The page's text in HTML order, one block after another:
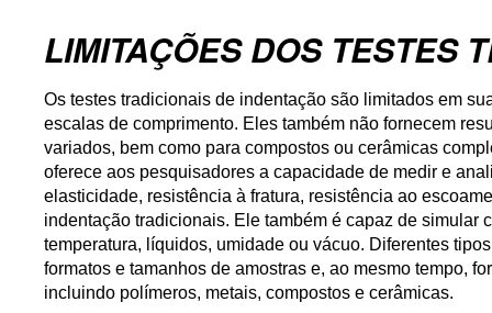
LIMITAÇÕES DOS TESTES
Os testes tradicionais de indentação são limitados em
escalas de comprimento. Eles também não fornecem
variados, bem como para compostos ou cerâmicas
oferece aos pesquisadores a capacidade de medir e
elasticidade, resistência à fratura, resistência ao
indentação tradicionais. Ele também é capaz de
temperatura, líquidos, umidade ou vácuo. Diferentes
formatos e tamanhos de amostras e, ao mesmo tempo,
incluindo polímeros, metais, compostos e cerâmicas.